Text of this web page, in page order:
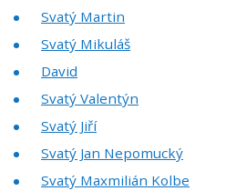
Svatý Martin
Svatý Mikuláš
David
Svatý Valentýn
Svatý Jiří
Svatý Jan Nepomucký
Svatý Maxmilián Kolbe